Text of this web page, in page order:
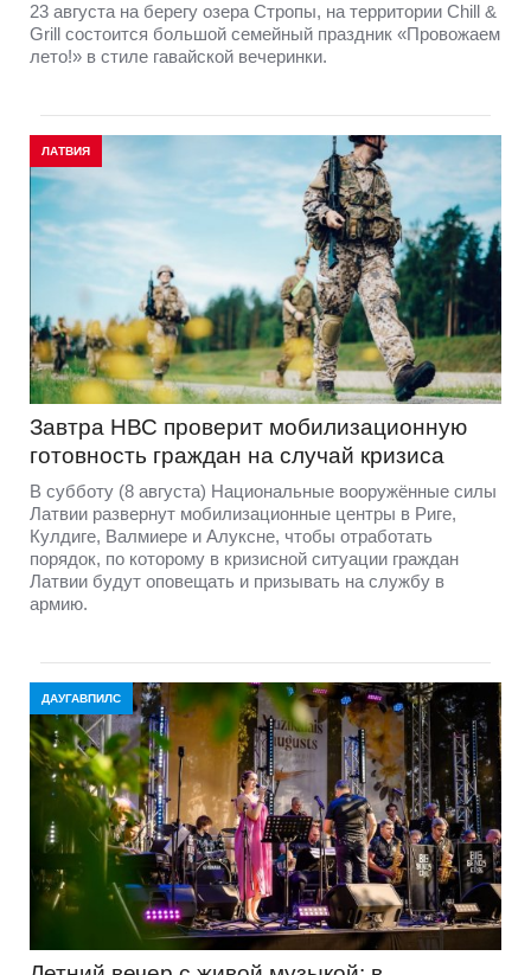
23 августа на берегу озера Стропы, на территории Chill &
Grill состоится большой семейный праздник «Провожаем
лето!» в стиле гавайской вечеринки.
ЛАТВИЯ
Завтра НВС проверит мобилизационную
готовность граждан на случай кризиса
В субботу (8 августа) Национальные вооружённые силы
Латвии развернут мобилизационные центры в Риге,
Кулдиге, Валмиере и Алуксне, чтобы отработать
порядок, по которому в кризисной ситуации граждан
Латвии будут оповещать и призывать на службу в
армию.
ДАУГАВПИЛС